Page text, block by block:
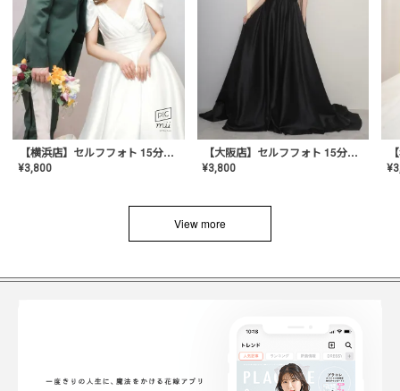
【横浜店】セルフフォト 15分撮り放題プラン
¥3,800
【大阪店】セルフフォト 15分撮り放題プラン
¥3,800 ¥
View more